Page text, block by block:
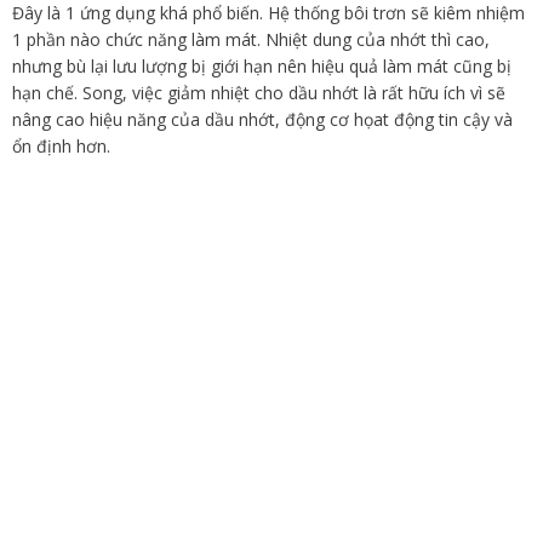
Đây là 1 ứng dụng khá phổ biến. Hệ thống bôi trơn sẽ kiêm nhiệm
1 phần nào chức năng làm mát. Nhiệt dung của nhớt thì cao,
nhưng bù lại lưu lượng bị giới hạn nên hiệu quả làm mát cũng bị
hạn chế. Song, việc giảm nhiệt cho dầu nhớt là rất hữu ích vì sẽ
nâng cao hiệu năng của dầu nhớt, động cơ họat động tin cậy và
ổn định hơn.